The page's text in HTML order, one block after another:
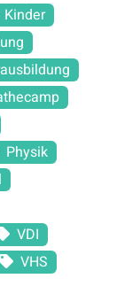
Kinder
Physik
VDI
VHS